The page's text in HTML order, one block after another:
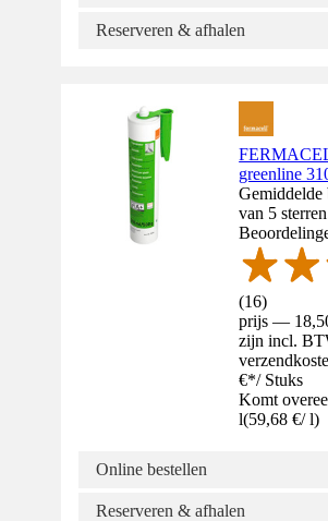
Reserveren & afhalen
greenline
Gemiddelde
van 5
(16)
prijs —
zijn incl.
€*/ Stuks
Komt
l(59,68 €/ l)
Online bestellen
Reserveren & afhalen